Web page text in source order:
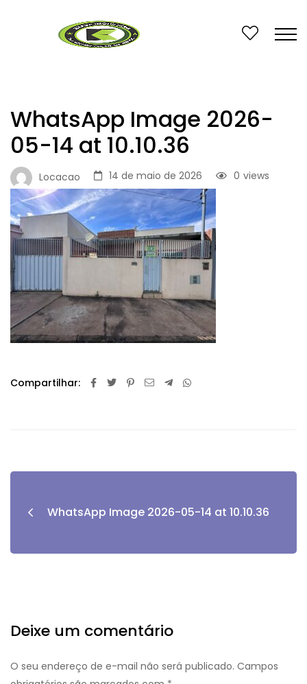
WhatsApp Image 2026-
05-14 at 10.10.36
Locacao 14 de maio de 2026 views
0
Compartilhar:
WhatsApp Image 2026-05-14 at 10.10.36
Deixe um comentário
O seu endereço de e-mail não será publicado. Campos